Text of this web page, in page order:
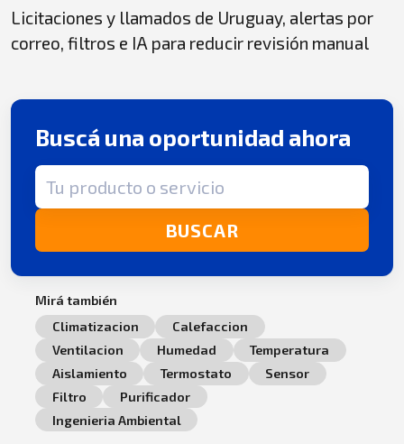
Licitaciones y llamados de Uruguay, alertas por
correo, filtros e IA para reducir revisión manual
Buscá una oportunidad ahora
Término de búsqueda
BUSCAR
Mirá también
Climatizacion
Calefaccion
Ventilacion
Humedad
Temperatura
Aislamiento
Termostato
Sensor
Filtro
Purificador
Ingenieria Ambiental